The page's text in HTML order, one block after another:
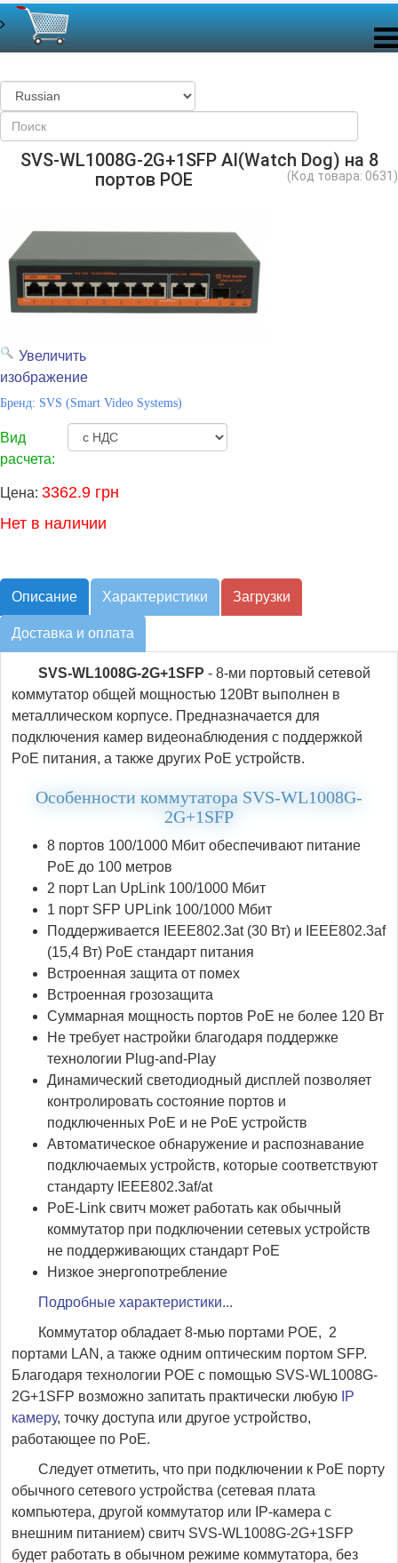
SVS-WL1008G-2G+1SFP AI(Watch Dog) на 8
портов POE
(Код товара: 0631 )
Увеличить
изображение
Бренд: SVS (Smart Video Systems)
Вид
расчета:
Цена: 3362.9 грн
Нет в наличии
Описание Характеристики Загрузки
Доставка и оплата
SVS-WL1008G-2G+1SFP - 8-ми портовый сетевой
коммутатор общей мощностью 120Вт выполнен в
металлическом корпусе. Предназначается для
подключения камер видеонаблюдения с поддержкой
PoE питания, а также других PoE устройств.
Особенности коммутатора SVS-WL1008G-
2G+1SFP
8 портов 100/1000 Мбит обеспечивают питание
PoE до 100 метров
2 порт Lan UpLink 100/1000 Мбит
1 порт SFP UPLink 100/1000 Мбит
Поддерживается IEEE802.3at (30 Вт) и IEEE802.3af
(15,4 Вт) PoE стандарт питания
Встроенная защита от помех
Встроенная грозозащита
Суммарная мощность портов PoE не более 120 Вт
Не требует настройки благодаря поддержке
технологии Plug-and-Play
Динамический светодиодный дисплей позволяет
контролировать состояние портов и
подключенных PoE и не PoE устройств
Автоматическое обнаружение и распознавание
подключаемых устройств, которые соответствуют
стандарту IEEE802.3af/at
PoE-Link свитч может работать как обычный
коммутатор при подключении сетевых устройств
не поддерживающих стандарт PoE
Низкое энергопотребление
Подробные характеристики...
Коммутатор обладает 8-мью портами POE, 2
портами LAN, а также одним оптическим портом SFP.
Благодаря технологии POE с помощью SVS-WL1008G-
2G+1SFP возможно запитать практически любую IP
камеру, точку доступа или другое устройство,
работающее по PoE.
Следует отметить, что при подключении к PoE порту
обычного сетевого устройства (сетевая плата
компьютера, другой коммутатор или IP-камера с
внешним питанием) свитч SVS-WL1008G-2G+1SFP
будет работать в обычном режиме коммутатора, без